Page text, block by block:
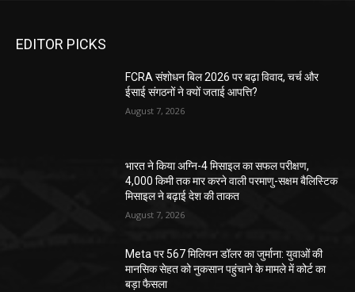
EDITOR PICKS
FCRA संशोधन बिल 2026 पर बढ़ा विवाद, चर्च और
ईसाई संगठनों ने क्यों जताई आपत्ति?
August 7, 2026
भारत ने किया अग्नि-4 मिसाइल का सफल परीक्षण,
4,000 किमी तक मार करने वाली परमाणु-सक्षम बैलिस्टिक
मिसाइल ने बढ़ाई देश की ताकत
August 7, 2026
Meta पर 567 मिलियन डॉलर का जुर्माना: युवाओं की
मानसिक सेहत को नुकसान पहुंचाने के मामले में कोर्ट का
बड़ा फैसला